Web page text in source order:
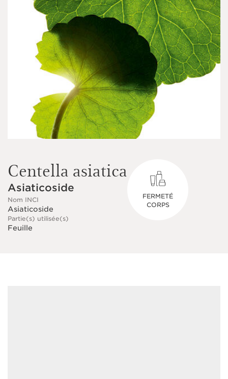
Centella asiatica
Asiaticoside
Nom INCI
Asiaticoside
Partie(s) utilisée(s)
Feuille
FERMETÉ
CORPS